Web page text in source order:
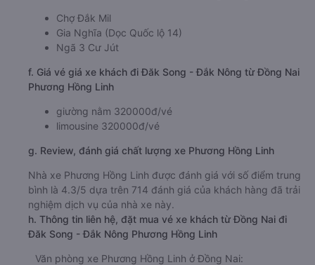
Chợ Đắk Mil
Gia Nghĩa (Dọc Quốc lộ 14)
Ngã 3 Cư Jút
f. Giá vé giá xe khách đi Đăk Song - Đắk Nông từ Đồng Nai
Phương Hồng Linh
giường nằm 320000đ/vé
limousine 320000đ/vé
g. Review, đánh giá chất lượng xe Phương Hồng Linh
Nhà xe Phương Hồng Linh được đánh giá với số điểm trung
bình là 4.3/5 dựa trên 714 đánh giá của khách hàng đã trải
nghiệm dịch vụ của nhà xe này.
h. Thông tin liên hệ, đặt mua vé xe khách từ Đồng Nai đi
Đăk Song - Đắk Nông Phương Hồng Linh
Văn phòng xe Phương Hồng Linh ở Đồng Nai: